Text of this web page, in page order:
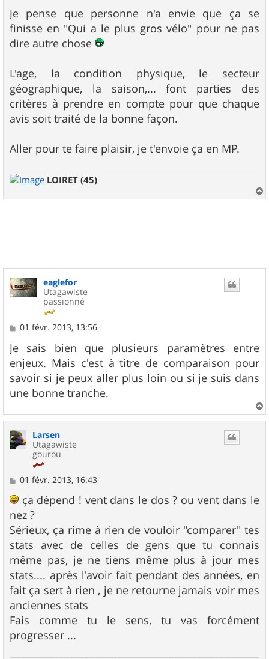
Je pense que personne n'a envie que ça se
finisse en "Qui a le plus gros vélo" pour ne pas
dire autre chose
L'age, la condition physique, le secteur
géographique, la saison,... font parties des
critères à prendre en compte pour que chaque
avis soit traité de la bonne façon.
Aller pour te faire plaisir, je t'envoie ça en MP.
LOIRET (45)
a
eaglefor
Utagawiste
passionné
M
s
s
a
g
e
01 févr. 2013, 13:56
Je sais bien que plusieurs paramètres entre
enjeux. Mais c'est à titre de comparaison pour
savoir si je peux aller plus loin ou si je suis dans
une bonne tranche.
a
Larsen
Utagawiste
gourou
M
s
a
g
e
01 févr. 2013, 16:43
ça dépend ! vent dans le dos ? ou vent dans le
nez ?
Sérieux, ça rime à rien de vouloir "comparer" tes
stats avec de celles de gens que tu connais
même pas, je ne tiens même plus à jour mes
stats.... après l'avoir fait pendant des années, en
fait ça sert à rien , je ne retourne jamais voir mes
anciennes stats
Fais comme tu le sens, tu vas forcément
progresser ...